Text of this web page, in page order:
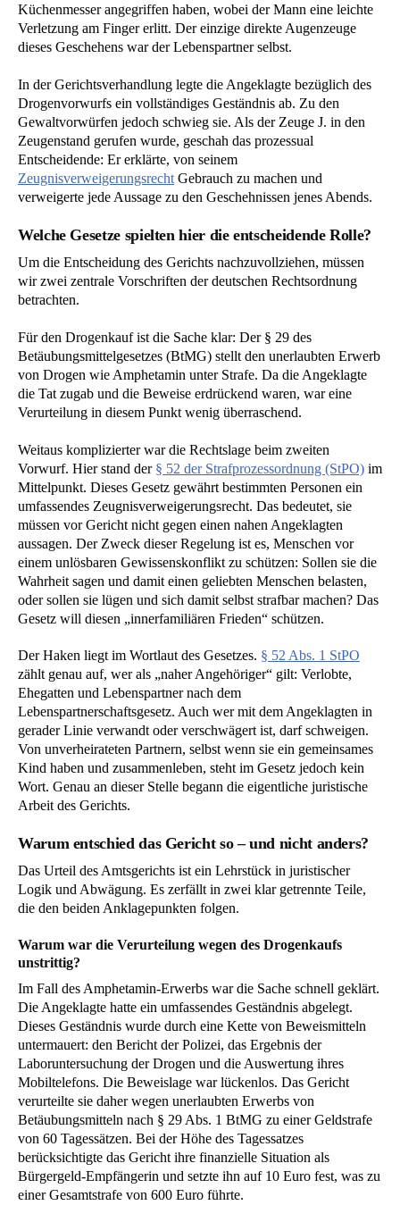
Küchenmesser angegriffen haben, wobei der Mann eine leichte
Verletzung am Finger erlitt. Der einzige direkte Augenzeuge
dieses Geschehens war der Lebenspartner selbst.
In der Gerichtsverhandlung legte die Angeklagte bezüglich des
Drogenvorwurfs ein vollständiges Geständnis ab. Zu den
Gewaltvorwürfen jedoch schwieg sie. Als der Zeuge J. in den
Zeugenstand gerufen wurde, geschah das prozessual
Entscheidende: Er erklärte, von seinem
Zeugnisverweigerungsrecht Gebrauch zu machen und
verweigerte jede Aussage zu den Geschehnissen jenes Abends.
Welche Gesetze spielten hier die entscheidende Rolle?
Um die Entscheidung des Gerichts nachzuvollziehen, müssen
wir zwei zentrale Vorschriften der deutschen Rechtsordnung
betrachten.
Für den Drogenkauf ist die Sache klar: Der § 29 des
Betäubungsmittelgesetzes (BtMG) stellt den unerlaubten Erwerb
von Drogen wie Amphetamin unter Strafe. Da die Angeklagte
die Tat zugab und die Beweise erdrückend waren, war eine
Verurteilung in diesem Punkt wenig überraschend.
Weitaus komplizierter war die Rechtslage beim zweiten
Vorwurf. Hier stand der § 52 der Strafprozessordnung (StPO) im
Mittelpunkt. Dieses Gesetz gewährt bestimmten Personen ein
umfassendes Zeugnisverweigerungsrecht. Das bedeutet, sie
müssen vor Gericht nicht gegen einen nahen Angeklagten
aussagen. Der Zweck dieser Regelung ist es, Menschen vor
einem unlösbaren Gewissenskonflikt zu schützen: Sollen sie die
Wahrheit sagen und damit einen geliebten Menschen belasten,
oder sollen sie lügen und sich damit selbst strafbar machen? Das
Gesetz will diesen „innerfamiliären Frieden“ schützen.
Der Haken liegt im Wortlaut des Gesetzes. § 52 Abs. 1 StPO
zählt genau auf, wer als „naher Angehöriger“ gilt: Verlobte,
Ehegatten und Lebenspartner nach dem
Lebenspartnerschaftsgesetz. Auch wer mit dem Angeklagten in
gerader Linie verwandt oder verschwägert ist, darf schweigen.
Von unverheirateten Partnern, selbst wenn sie ein gemeinsames
Kind haben und zusammenleben, steht im Gesetz jedoch kein
Wort. Genau an dieser Stelle begann die eigentliche juristische
Arbeit des Gerichts.
Warum entschied das Gericht so – und nicht anders?
Das Urteil des Amtsgerichts ist ein Lehrstück in juristischer
Logik und Abwägung. Es zerfällt in zwei klar getrennte Teile,
die den beiden Anklagepunkten folgen.
Warum war die Verurteilung wegen des Drogenkaufs
unstrittig?
Im Fall des Amphetamin-Erwerbs war die Sache schnell geklärt.
Die Angeklagte hatte ein umfassendes Geständnis abgelegt.
Dieses Geständnis wurde durch eine Kette von Beweismitteln
untermauert: den Bericht der Polizei, das Ergebnis der
Laboruntersuchung der Drogen und die Auswertung ihres
Mobiltelefons. Die Beweislage war lückenlos. Das Gericht
verurteilte sie daher wegen unerlaubten Erwerbs von
Betäubungsmitteln nach § 29 Abs. 1 BtMG zu einer Geldstrafe
von 60 Tagessätzen. Bei der Höhe des Tagessatzes
berücksichtigte das Gericht ihre finanzielle Situation als
Bürgergeld-Empfängerin und setzte ihn auf 10 Euro fest, was zu
einer Gesamtstrafe von 600 Euro führte.